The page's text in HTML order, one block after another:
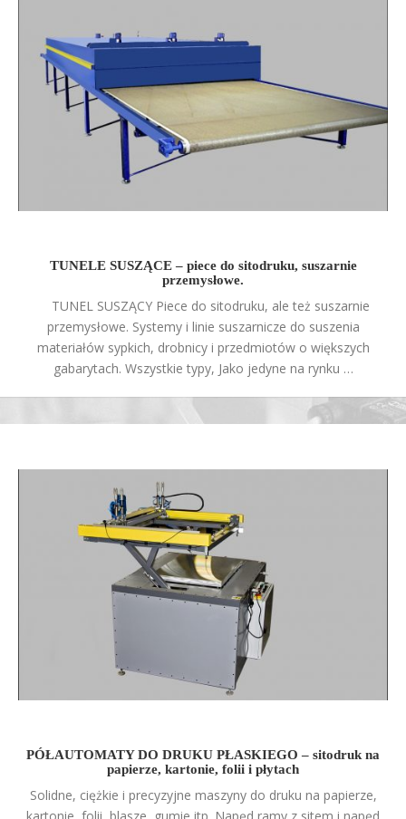
TUNELE SUSZĄCE – piece do sitodruku, suszarnie
przemysłowe.
TUNEL SUSZĄCY Piece do sitodruku, ale też suszarnie
przemysłowe. Systemy i linie suszarnicze do suszenia
materiałów sypkich, drobnicy i przedmiotów o większych
gabarytach. Wszystkie typy, Jako jedyne na rynku …
folii i płytach
PÓŁAUTOMATY DO DRUKU PŁASKIEGO – sitodruk na
papierze, kartonie, folii i płytach
Solidne, ciężkie i precyzyjne maszyny do druku na papierze,
kartonie, folii, blasze, gumie itp. Napęd ramy z sitem i napęd